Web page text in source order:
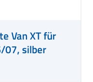
Van XT für
07, silber